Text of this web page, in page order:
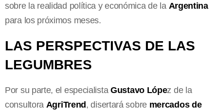
sobre la realidad política y económica de la Argentina
para los próximos meses.
LAS PERSPECTIVAS DE LAS
LEGUMBRES
Por su parte, el especialista Gustavo López de la
consultora AgriTrend, disertará sobremercados de